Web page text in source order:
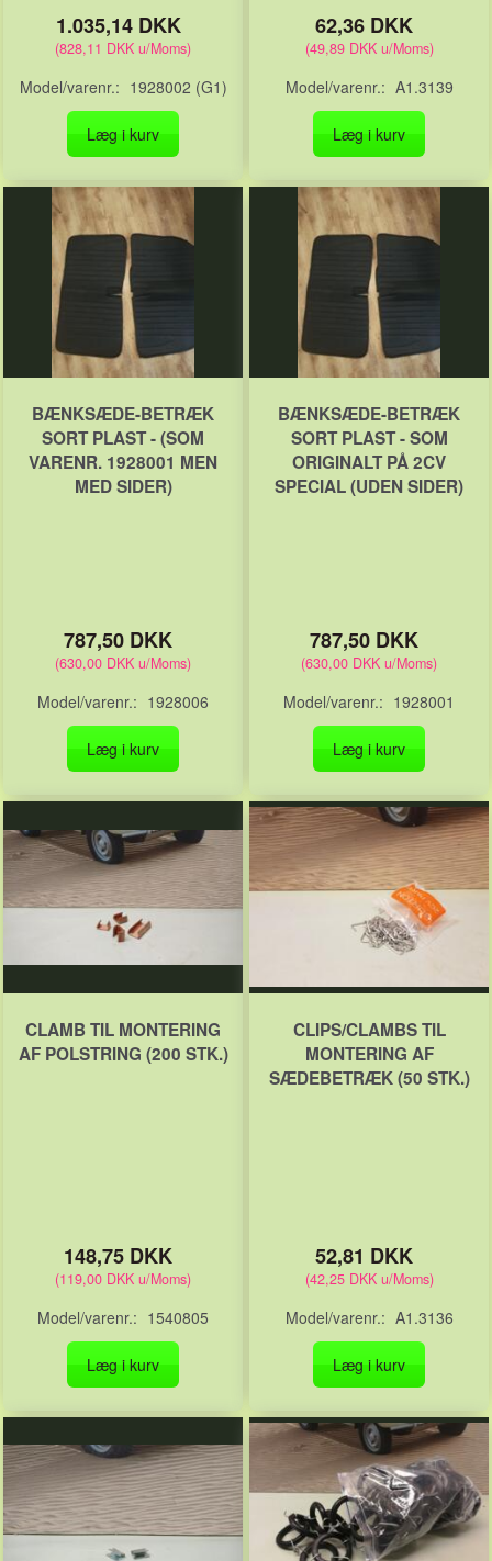
1.035,14 DKK
(828,11 DKK u/Moms)
Model/varenr.: 1928002 (G1)
Læg i kurv
62,36 DKK
(49,89 DKKu/Moms)
Model/varenr.: A1.3139
Læg i kurv
BÆNKSÆDE-BETRÆK
SORT PLAST - (SOM
VARENR. 1928001 MEN
MED SIDER)
787,50 DKK
(630,00 DKK u/Moms)
Model/varenr.: 1928006
Læg i kurv
BÆNKSÆDE-BETRÆK
SORT PLAST - SOM
ORIGINALT PÅ 2CV
SPECIAL (UDEN SIDER)
787,50 DKK
(630,00 DKK u/Moms)
Model/varenr.: 1928001
Læg i kurv
CLAMB TIL MONTERING
AF POLSTRING (200 STK.)
148,75 DKK
(119,00 DKK u/Moms)
Model/varenr.: 1540805
Læg i kurv
CLIPS/CLAMBS TIL
MONTERING AF
SÆDEBETRÆK (50 STK.)
52,81 DKK
(42,25 DKKu/Moms)
Model/varenr.: A1.3136
Læg i kurv